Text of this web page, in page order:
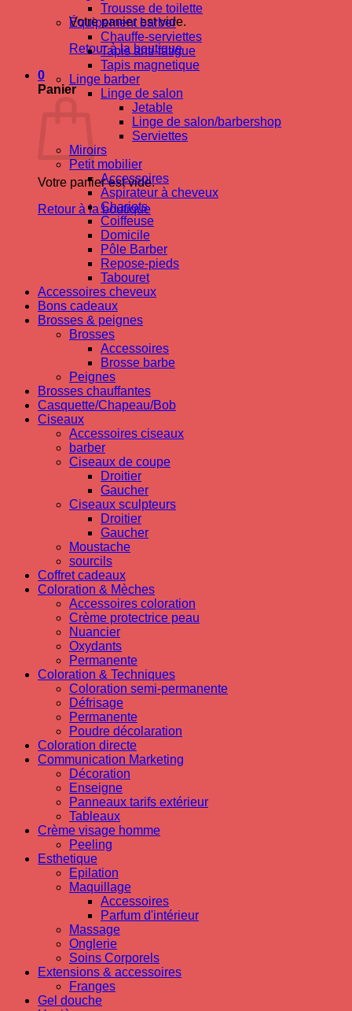
Votre panier est vide.
Retour à la boutique
0
Panier
Votre panier est vide.
Retour à la boutique
Trousse de toilette
Équipement barber
Chauffe-serviettes
Tapis anti-fatigue
Tapis magnetique
Linge barber
Linge de salon
Jetable
Linge de salon/barbershop
Serviettes
Miroirs
Petit mobilier
Accessoires
Aspirateur à cheveux
Chariots
Coiffeuse
Domicile
Pôle Barber
Repose-pieds
Tabouret
Accessoires cheveux
Bons cadeaux
Brosses & peignes
Brosses
Accessoires
Brosse barbe
Peignes
Brosses chauffantes
Casquette/Chapeau/Bob
Ciseaux
Accessoires ciseaux
barber
Ciseaux de coupe
Droitier
Gaucher
Ciseaux sculpteurs
Droitier
Gaucher
Moustache
sourcils
Coffret cadeaux
Coloration & Mèches
Accessoires coloration
Crème protectrice peau
Nuancier
Oxydants
Permanente
Coloration & Techniques
Coloration semi-permanente
Défrisage
Permanente
Poudre décolaration
Coloration directe
Communication Marketing
Décoration
Enseigne
Panneaux tarifs extérieur
Tableaux
Crème visage homme
Peeling
Esthetique
Epilation
Maquillage
Accessoires
Parfum d'intérieur
Massage
Onglerie
Soins Corporels
Extensions & accessoires
Franges
Gel douche